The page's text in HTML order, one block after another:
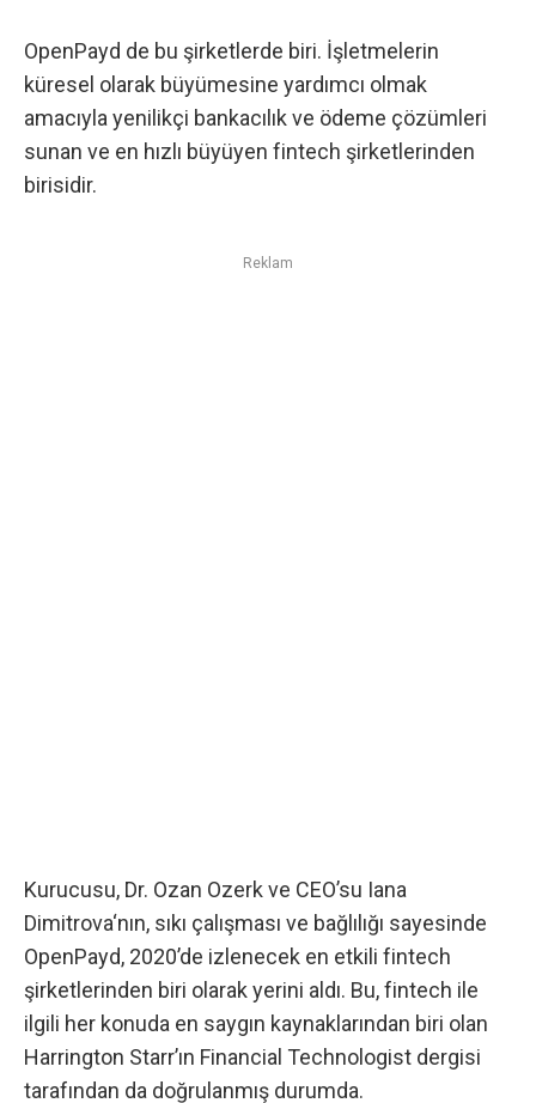
OpenPayd de bu şirketlerde biri. İşletmelerin
küresel olarak büyümesine yardımcı olmak
amacıyla yenilikçi bankacılık ve ödeme çözümleri
sunan ve en hızlı büyüyen fintech şirketlerinden
birisidir.
Reklam
Kurucusu, Dr. Ozan Ozerkve CEO’su Iana
Dimitrova‘nın, sıkı çalışması ve bağlılığı sayesinde
OpenPayd, 2020’de izlenecek en etkili fintech
şirketlerinden biri olarak yerini aldı. Bu, fintech ile
ilgili her konuda en saygın kaynaklarından biri olan
Harrington Starr’ın Financial Technologist dergisi
tarafından da doğrulanmış durumda.